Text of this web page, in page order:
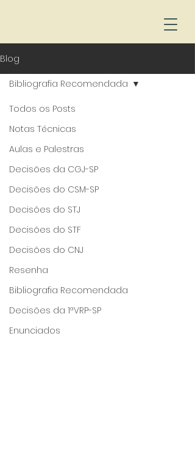
Blog
Todos os Posts
Notas Técnicas
Aulas e Palestras
Decisões da CGJ-SP
Decisões do CSM-SP
Decisões do STJ
Decisões do STF
Decisões do CNJ
Resenha
Bibliografia Recomendada
Decisões da 1ªVRP-SP
Enunciados
Bibliografia Recomendada